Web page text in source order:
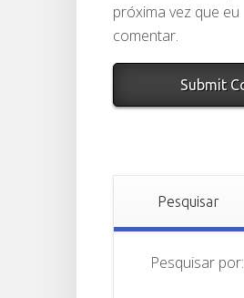
próxima vez que eu
comentar.
Pesquisar
Pesquisar por: